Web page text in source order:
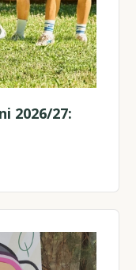
2026/27: